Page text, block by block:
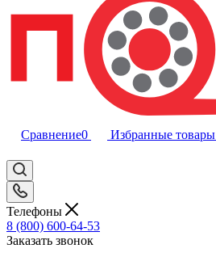
Сравнение0 Избранные товары
Телефоны
8 (800) 600-64-53
Заказать звонок